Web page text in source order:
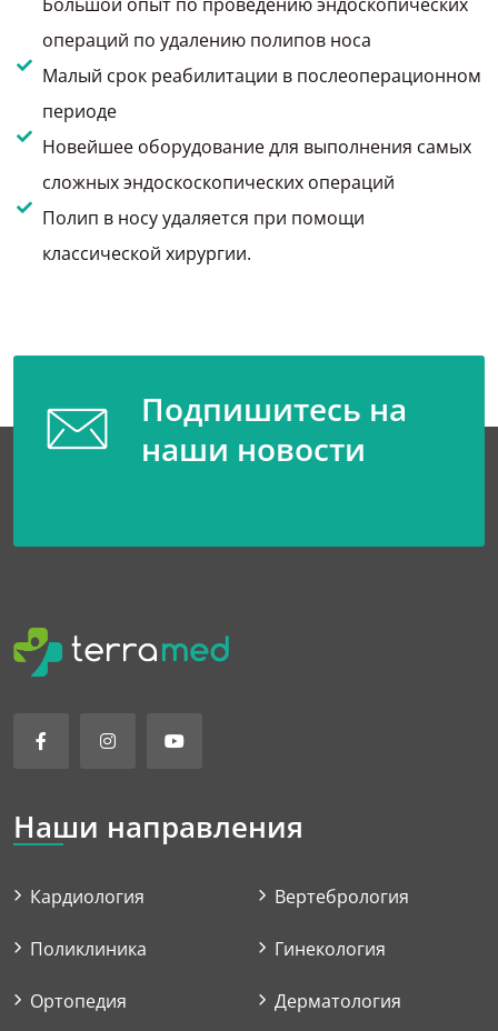
операций по удалению полипов носа
Малый срок реабилитации в послеоперационном
периоде
Новейшее оборудование для выполнения самых
сложных эндоскоскопических операций
Полип в носу удаляется при помощи
классической хирургии.
Подпишитесь на
наши новости
Наши направления
Кардиология
Поликлиника
Ортопедия
Вертебрология
Гинекология
Дерматология